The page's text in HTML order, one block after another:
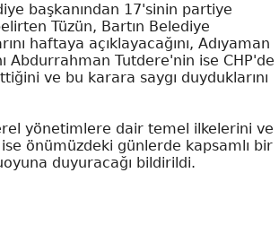
başkanından 17'sinin partiye
Tüzün, Bartın Belediye
haftaya açıklayacağını, Adıyaman
Abdurrahman Tutdere'nin ise CHP'de
ve bu karara saygı duyduklarını
yönetimlere dair temel ilkelerini ve
önümüzdeki günlerde kapsamlı bir
duyuracağı bildirildi.